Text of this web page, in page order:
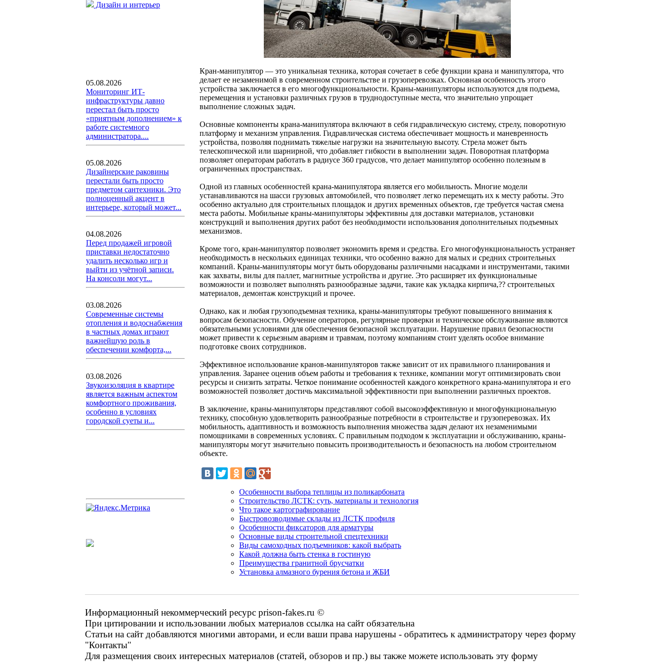
Дизайн и интерьер
05.08.2026
Мониторинг ИТ-
инфраструктуры давно
перестал быть просто
«приятным дополнением» к
работе системного
администратора....
05.08.2026
Дизайнерские раковины
перестали быть просто
предметом сантехники. Это
полноценный акцент в
интерьере, который может...
04.08.2026
Перед продажей игровой
приставки недостаточно
удалить несколько игр и
выйти из учётной записи.
На консоли могут...
03.08.2026
Современные системы
отопления и водоснабжения
в частных домах играют
важнейшую роль в
обеспечении комфорта,...
03.08.2026
Звукоизоляция в квартире
является важным аспектом
комфортного проживания,
особенно в условиях
городской суеты и...
Кран-манипулятор — это уникальная техника, которая сочетает в себе функции крана и манипулятора, что
делает ее незаменимой в современном строительстве и грузоперевозках. Основная особенность этого
устройства заключается в его многофункциональности. Краны-манипуляторы используются для подъема,
перемещения и установки различных грузов в труднодоступные места, что значительно упрощает
выполнение сложных задач.
Основные компоненты крана-манипулятора включают в себя гидравлическую систему, стрелу, поворотную
платформу и механизм управления. Гидравлическая система обеспечивает мощность и маневренность
устройства, позволяя поднимать тяжелые нагрузки на значительную высоту. Стрела может быть
телескопической или шарнирной, что добавляет гибкости в выполнении задач. Поворотная платформа
позволяет операторам работать в радиусе 360 градусов, что делает манипулятор особенно полезным в
ограниченных пространствах.
Одной из главных особенностей крана-манипулятора является его мобильность. Многие модели
устанавливаются на шасси грузовых автомобилей, что позволяет легко перемещать их к месту работы. Это
особенно актуально для строительных площадок и других временных объектов, где требуется частая смена
места работы. Мобильные краны-манипуляторы эффективны для доставки материалов, установки
конструкций и выполнения других работ без необходимости использования дополнительных подъемных
механизмов.
Кроме того, кран-манипулятор позволяет экономить время и средства. Его многофункциональность устраняет
необходимость в нескольких единицах техники, что особенно важно для малых и средних строительных
компаний. Краны-манипуляторы могут быть оборудованы различными насадками и инструментами, такими
как захваты, вилы для паллет, магнитные устройства и другие. Это расширяет их функциональные
возможности и позволяет выполнять разнообразные задачи, такие как укладка кирпича,?? строительных
материалов, демонтаж конструкций и прочее.
Однако, как и любая грузоподъемная техника, краны-манипуляторы требуют повышенного внимания к
вопросам безопасности. Обучение операторов, регулярные проверки и техническое обслуживание являются
обязательными условиями для обеспечения безопасной эксплуатации. Нарушение правил безопасности
может привести к серьезным авариям и травмам, поэтому компаниям стоит уделять особое внимание
подготовке своих сотрудников.
Эффективное использование кранов-манипуляторов также зависит от их правильного планирования и
управления. Заранее оценив объем работы и требования к технике, компании могут оптимизировать свои
ресурсы и снизить затраты. Четкое понимание особенностей каждого конкретного крана-манипулятора и его
возможностей позволяет достичь максимальной эффективности при выполнении различных проектов.
В заключение, краны-манипуляторы представляют собой высокоэффективную и многофункциональную
технику, способную удовлетворить разнообразные потребности в строительстве и грузоперевозках. Их
мобильность, адаптивность и возможность выполнения множества задач делают их незаменимыми
помощниками в современных условиях. С правильным подходом к эксплуатации и обслуживанию, краны-
манипуляторы могут значительно повысить производительность и безопасность на любом строительном
объекте.
Особенности выбора теплицы из поликарбоната
Строительство ЛСТК: суть, материалы и технология
Что такое картографирование
Быстровозводимые склады из ЛСТК профиля
Особенности фиксаторов для арматуры
Основные виды строительной спецтехники
Виды самоходных подъемников: какой выбрать
Какой должна быть стенка в гостиную
Преимущества гранитной брусчатки
Установка алмазного бурения бетона и ЖБИ
Информационный некоммерческий ресурс prison-fakes.ru ©
При цитировании и использовании любых материалов ссылка на сайт обязательна
Статьи на сайт добавляются многими авторами, и если ваши права нарушены - обратитесь к администратору через форму
"Контакты"
Для размещения своих интересных материалов (статей, обзоров и пр.) вы также можете использовать эту форму